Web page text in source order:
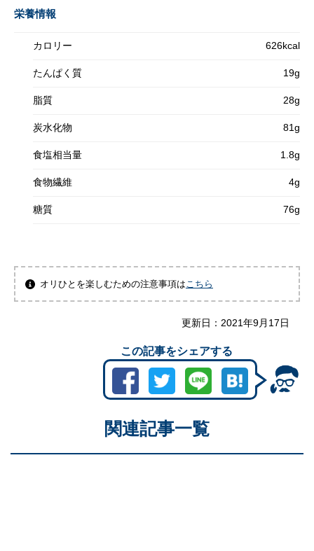
栄養情報
カロリー 626kcal
たんぱく質 19g
脂質 28g
炭水化物 81g
食塩相当量 1.8g
食物繊維 4g
糖質 76g
オリひとを楽しむための注意事項はこちら
更新日： 2021年9月17日
この記事をシェアする
関連記事一覧